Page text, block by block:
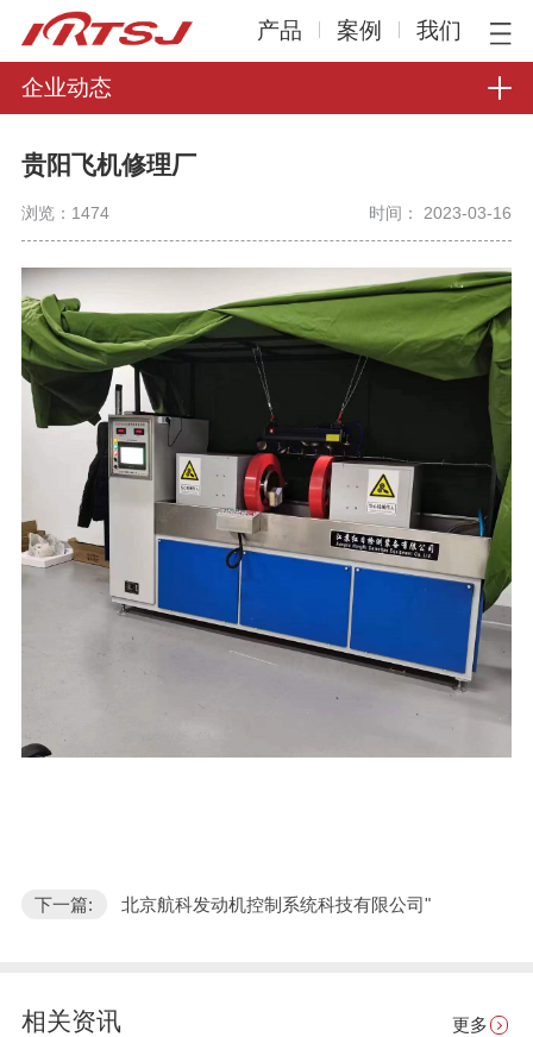
产品 案例 我们
企业动态
贵阳飞机修理厂
浏览： 1474 时间： 2023-03-16
下一篇: 北京航科发动机控制系统科技有限公司"
相关资讯 更多